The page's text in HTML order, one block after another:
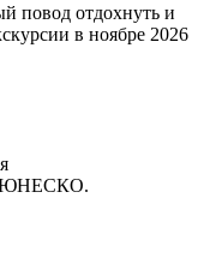
повод отдохнуть и
в ноябре 2026
ЮНЕСКО.